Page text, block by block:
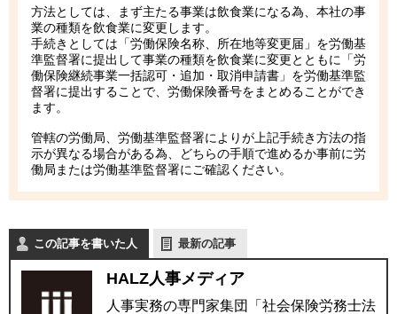
方法としては、まず主たる事業は飲食業になる為、本社の事
業の種類を飲食業に変更します。
手続きとしては「労働保険名称、所在地等変更届」を労働基
準監督署に提出して事業の種類を飲食業に変更とともに「労
働保険継続事業一括認可・追加・取消申請書」を労働基準監
督署に提出することで、労働保険番号をまとめることができ
ます。
管轄の労働局、労働基準監督署によりが上記手続き方法の指
示が異なる場合がある為、どちらの手順で進めるか事前に労
働局または労働基準監督署にご確認ください。
この記事を書いた人 最新の記事
HALZ人事メディア
人事実務の専門家集団「社会保険労務士法